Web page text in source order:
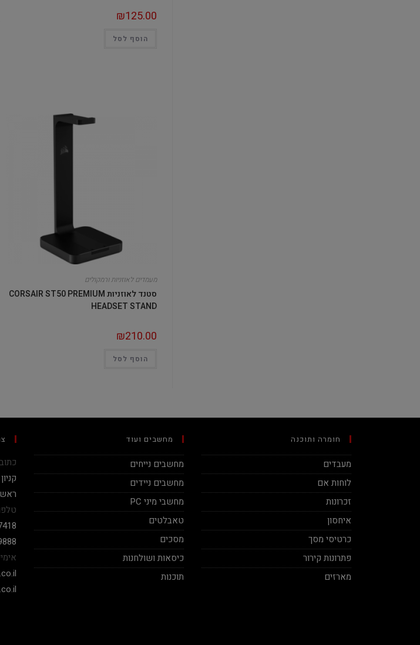
₪125.00
הוסף לסל
מעמדים לאוזניות ורמקולים
סטנד לאוזניות CORSAIR ST50 PREMIUM
HEADSET STAND
₪210.00
הוסף לסל
חומרה ותוכנה
מעבדים
לוחות אם
זכרונות
איחסון
כרטיסי מסך
פתרונות קירור
מארזים
מחשבים ועוד
מחשבים נייחים
מחשבים ניידים
מחשבי מיני PC
טאבלטים
מסכים
כיסאות ושולחנות
תוכנות